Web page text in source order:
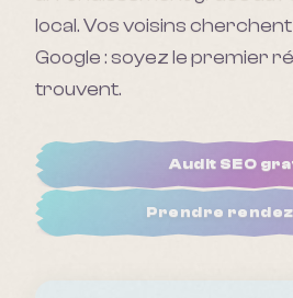
local. Vos voisins
Google : soyez le premier
trouvent.
Audit SEO
Prendre